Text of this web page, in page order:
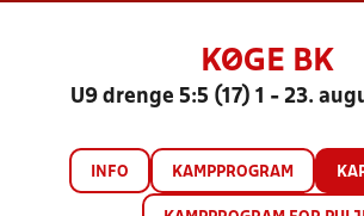
KØGE BK
U9 drenge 5:5 (17) 1 - 23.
INFO KAMPPROGRAM